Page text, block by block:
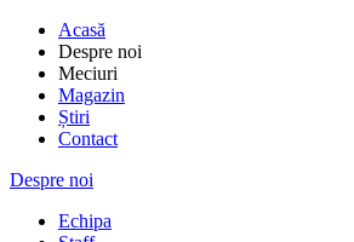
Acasă
Despre noi
Meciuri
Magazin
Știri
Contact
Despre noi
Echipa